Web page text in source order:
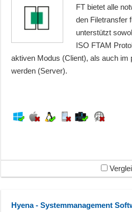
FT bietet alle
den Filetransfer
unterstützt
ISO FTAM
aktiven Modus (Client), als auch
werden (Server).
Hyena - Systemmanagement